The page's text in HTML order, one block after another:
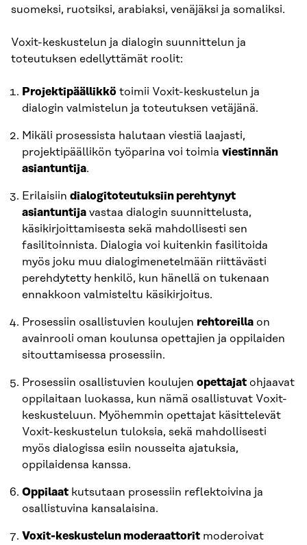
suomeksi, ruotsiksi, arabiaksi, venäjäksi ja somaliksi.
Voxit-keskustelun ja dialogin suunnittelun ja
toteutuksen edellyttämät roolit:
Projektipäällikkö toimii Voxit-keskustelun ja
dialogin valmistelun ja toteutuksen vetäjänä.
Mikäli prosessista halutaan viestiä laajasti,
projektipäällikön työparina voi toimia viestinnän
asiantuntija.
Erilaisiin dialogitoteutuksiin perehtynyt
asiantuntija vastaa dialogin suunnittelusta,
käsikirjoittamisesta sekä mahdollisesti sen
fasilitoinnista. Dialogia voi kuitenkin fasilitoida
myös joku muu dialogimenetelmään riittävästi
perehdytetty henkilö, kun hänellä on tukenaan
ennakkoon valmisteltu käsikirjoitus.
Prosessiin osallistuvien koulujen rehtoreilla on
avainrooli oman koulunsa opettajien ja oppilaiden
sitouttamisessa prosessiin.
Prosessiin osallistuvien koulujen opettajat ohjaavat
oppilaitaan luokassa, kun nämä osallistuvat Voxit-
keskusteluun. Myöhemmin opettajat käsittelevät
Voxit-keskustelun tuloksia, sekä mahdollisesti
myös dialogissa esiin nousseita ajatuksia,
oppilaidensa kanssa.
Oppilaat kutsutaan prosessiin reflektoivina ja
osallistuvina kansalaisina.
Voxit-keskustelun moderaattorit moderoivat